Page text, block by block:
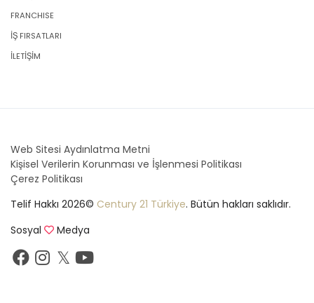
FRANCHISE
İŞ FIRSATLARI
İLETİŞİM
Web Sitesi Aydınlatma Metni
Kişisel Verilerin Korunması ve İşlenmesi Politikası
Çerez Politikası
Telif Hakkı 2026© Century 21 Türkiye. Bütün hakları saklıdır.
Sosyal
Medya